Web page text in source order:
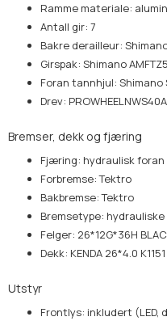
Ramme materiale:
Antall gir: 7
Bakre derailleur:
Girspak: Shimano
Foran tannhjul: Shimano
Drev:
Bremser, dekk og fjæring
Fjæring: hydraulisk
Forbremse: Tektro
Bakbremse: Tektro
Bremsetype:
Felger: 26*12G*36H
Dekk: KENDA 26*4.0
Utstyr
Frontlys: inkludert (LED,